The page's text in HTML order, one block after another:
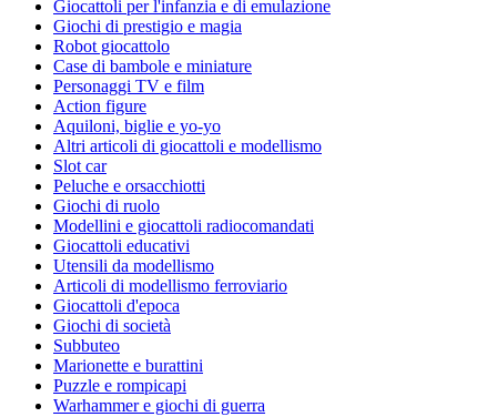
Giocattoli per l'infanzia e di emulazione
Giochi di prestigio e magia
Robot giocattolo
Case di bambole e miniature
Personaggi TV e film
Action figure
Aquiloni, biglie e yo-yo
Altri articoli di giocattoli e modellismo
Slot car
Peluche e orsacchiotti
Giochi di ruolo
Modellini e giocattoli radiocomandati
Giocattoli educativi
Utensili da modellismo
Articoli di modellismo ferroviario
Giocattoli d'epoca
Giochi di società
Subbuteo
Marionette e burattini
Puzzle e rompicapi
Warhammer e giochi di guerra